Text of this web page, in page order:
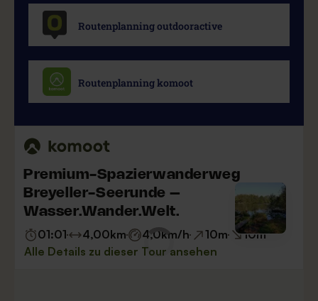
Routenplanning outdooractive
Routenplanning komoot